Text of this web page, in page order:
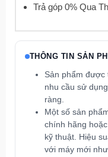
Trả góp 0% Qua
THÔNG TIN SẢN
Sản phẩm được
nhu cầu sử
ràng.
Một số sản
chính hãng
kỹ thuật. Hiệu
với máy mới